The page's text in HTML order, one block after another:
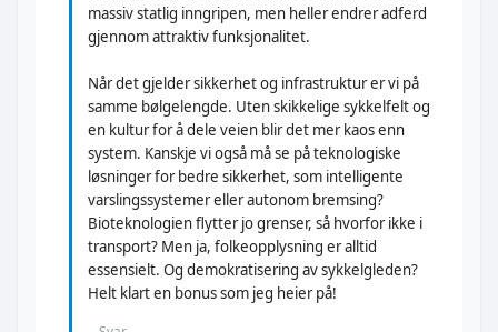
massiv statlig inngripen, men heller endrer adferd
gjennom attraktiv funksjonalitet.
Når det gjelder sikkerhet og infrastruktur er vi på
samme bølgelengde. Uten skikkelige sykkelfelt og
en kultur for å dele veien blir det mer kaos enn
system. Kanskje vi også må se på teknologiske
løsninger for bedre sikkerhet, som intelligente
varslingssystemer eller autonom bremsing?
Bioteknologien flytter jo grenser, så hvorfor ikke i
transport? Men ja, folkeopplysning er alltid
essensielt. Og demokratisering av sykkelgleden?
Helt klart en bonus som jeg heier på!